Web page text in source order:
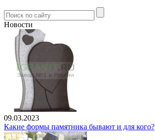
Новости
09.03.2023
Какие формы памятника бывают и для кого?